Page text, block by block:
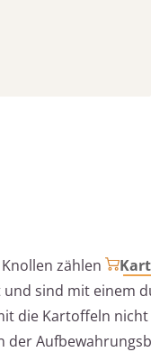
zählen
sind mit einem
die Kartoffeln